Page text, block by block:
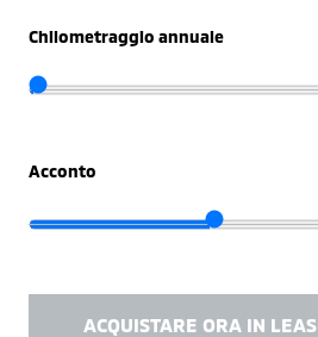
Chilometraggio annuale
Acconto
ACQUISTARE ORA IN